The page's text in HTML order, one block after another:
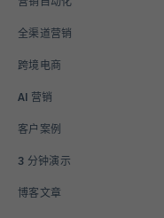
全渠道营销
跨境电商
AI 营销
客户案例
3 分钟演示
博客文章